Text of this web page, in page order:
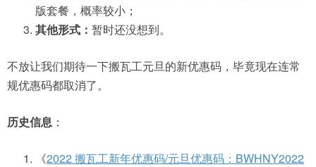
版套餐，概率较小；
其他形式： 暂时还没想到。
不放让我们期待一下搬瓦工元旦的新优惠码，毕竟现在连常
规优惠码都取消了。
历史信息 ：
《2022 搬瓦工新年优惠码/元旦优惠码：BWHNY2022